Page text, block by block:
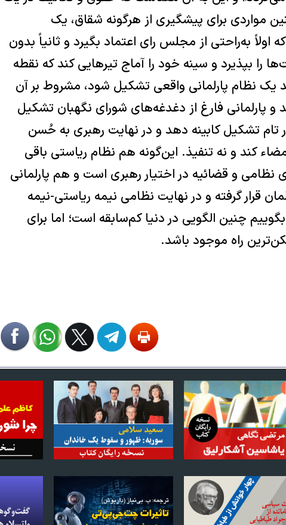
مواردی برای پیشگیری از هرگونه شقاق، یک
به‌راحتی از مجلس رای اعتماد بگیرد و ثانیاً بدون
را‌ بپذیرد و سینه خود را آماج تیرهایی کند که نقطه
یک نظام پارلمانی واقعی تشکیل شود، مشروط بر آن
پارلمانی فارغ از دغدغه‌های شورای نگهبان تشکیل
تام تشکیل کابینه دهد و در نهایت رهبری به حُسن
کند و نه تنفیذ. این‌گونه هم نظام ریاستی باقی
نظامی و قضائیه در اختیار رهبری است و هم پارلمانی
قرار ‌گرفته و در نهایت نظامی نیمه ریاستی-نیمه
چنین الگویی در دنیا کم‌سابقه است؛ اما برای
راه موجود باشد.